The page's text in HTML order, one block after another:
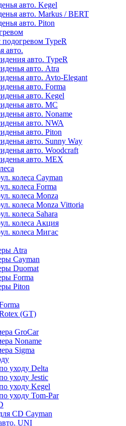
авто. Kegel
авто. Markus / BERT
авто. Piton
TypeR
авто.
авто. TypeR
авто. Atra
авто. Avto-Elegant
авто. Forma
авто. Kegel
авто. MC
авто. Noname
авто. NWA
авто. Piton
авто. Sunny Way
авто. Woodcraft
авто. МЕХ
колеса Cayman
колеса Forma
колеса Monza
колеса Monza Vittoria
колеса Sahara
колеса Акция
колеса Мигас
Atra
Cayman
Duomat
Forma
Piton
(GT)
GroCar
Noname
Sigma
уходу Delta
уходу Jestic
уходу Kegel
уходу Tom-Par
CD Cayman
UNI